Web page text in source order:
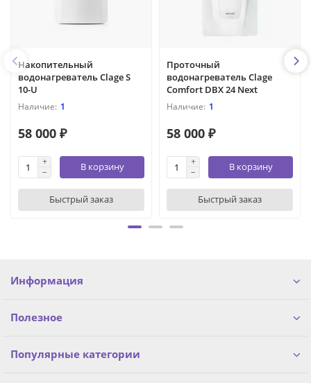
Накопительный
водонагреватель Clage S
10-U
1
58 000 ₽
В корзину
Быстрый заказ
Проточный
водонагреватель Clage
Comfort DBX 24 Next
1
58 000 ₽
В корзину
Быстрый заказ
Информация
Полезное
Популярные категории